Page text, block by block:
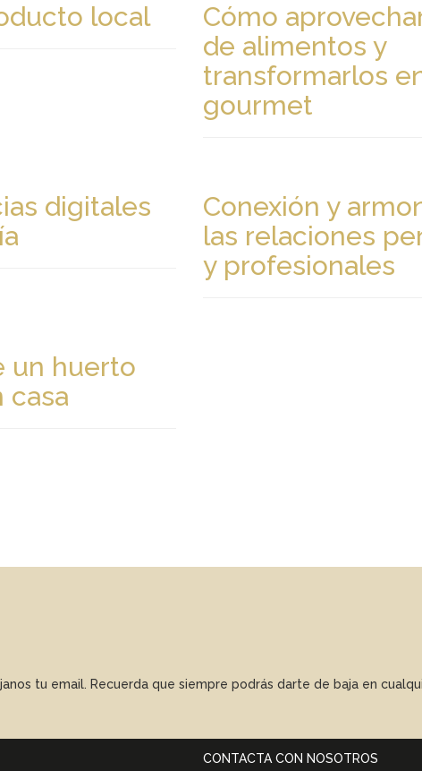
local
Cómo
de alimentos y
transformarlos
gourmet
digitales
Conexión y
las relaciones
y profesionales
un huerto
casa
tu email. Recuerda que siempre podrás darte de baja en
CONTACTA CON NOSOTROS